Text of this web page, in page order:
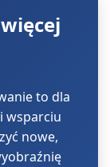
to dla
wsparciu
nowe,